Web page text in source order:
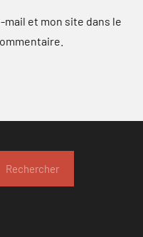
et mon site dans le
Rechercher